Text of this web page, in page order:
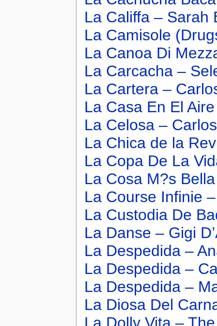
La Califfa – Sarah
La Camisole
La Canoa Di
La Carcacha –
La Cartera –
La Casa En El
La Celosa –
La Chica de la
La Copa De La
La Cosa M?s
La Course Infinie
La Custodia De
La Danse – Gigi
La Despedida –
La Despedida –
La Despedida –
La Diosa Del